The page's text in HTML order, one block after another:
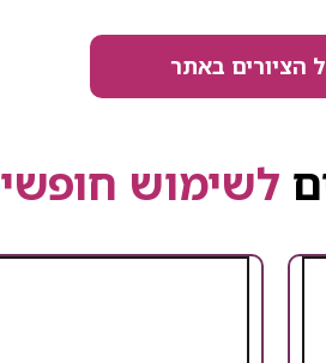
הציורים באתר
לשימוש חופשי